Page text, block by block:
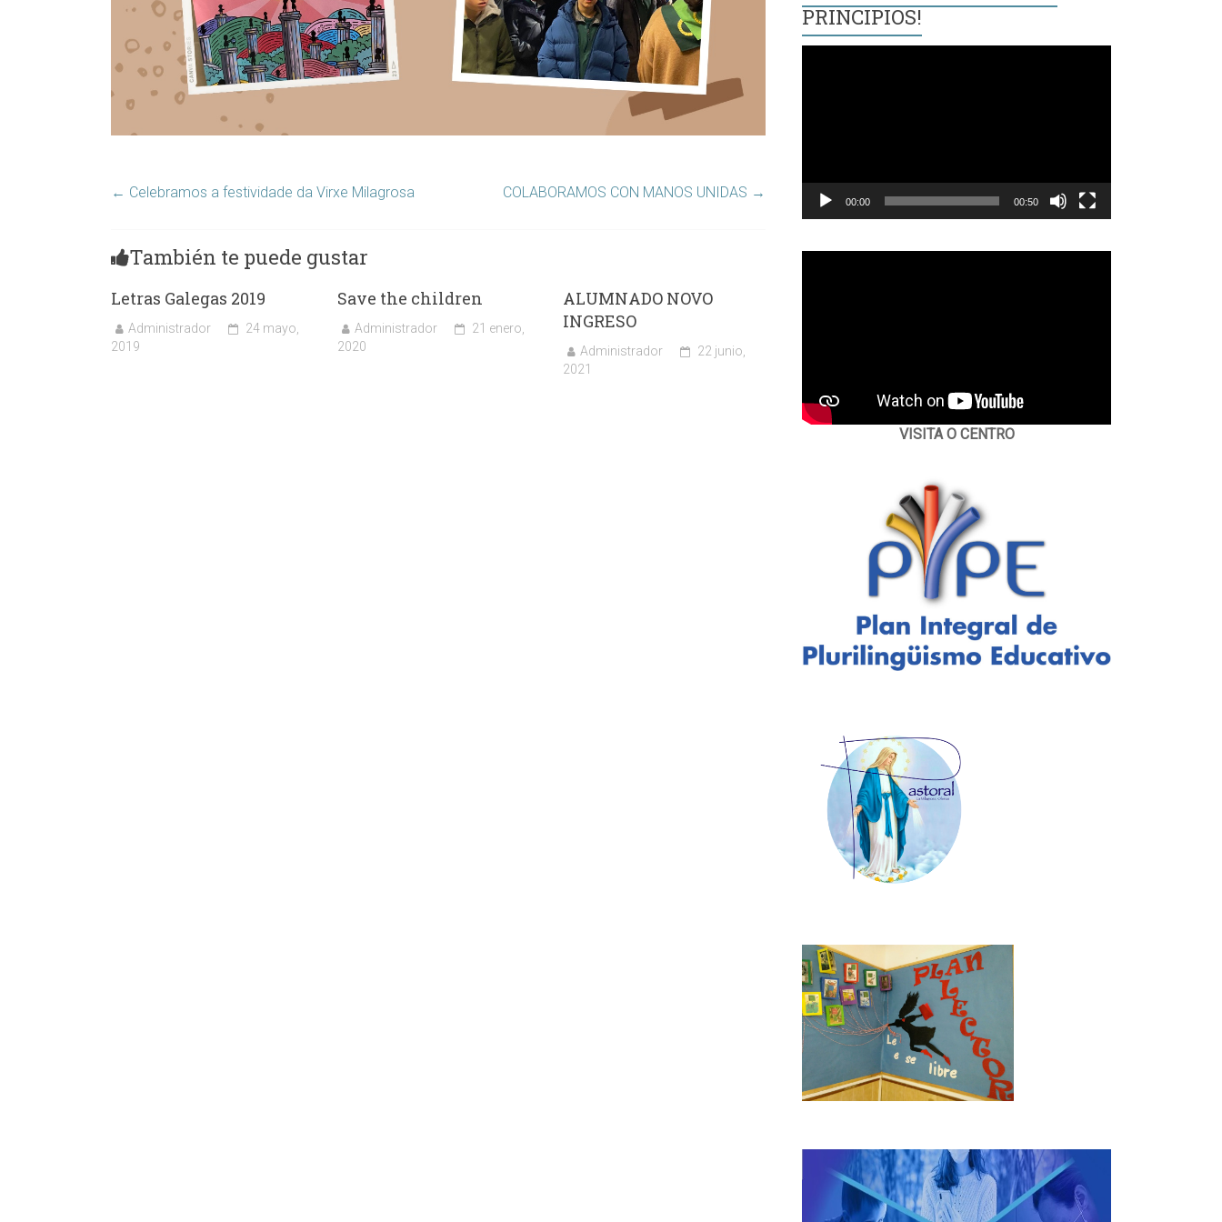
← Celebramos a festividade da Virxe Milagrosa COLABORAMOS CON MANOS UNIDAS →
También te puede gustar
Letras Galegas 2019
Administrador
24 mayo,
2019
Save the children
Administrador
21 enero,
2020
ALUMNADO NOVO
INGRESO
Administrador
22 junio,
2021
PRINCIPIOS!
00:00 00:50
VISITA O CENTRO